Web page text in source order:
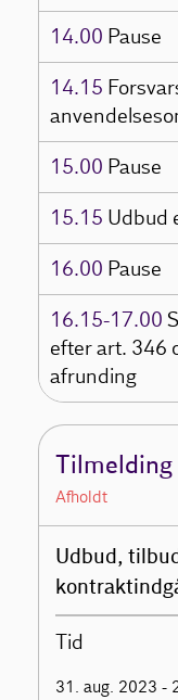
14.00 Pause
14.15
15.00 Pause
15.15 Udbud
16.00 Pause
16.15-17.00
efter art. 346
afrunding
Tilmelding
Afholdt
Udbud,
Tid
31. aug. 2023 -